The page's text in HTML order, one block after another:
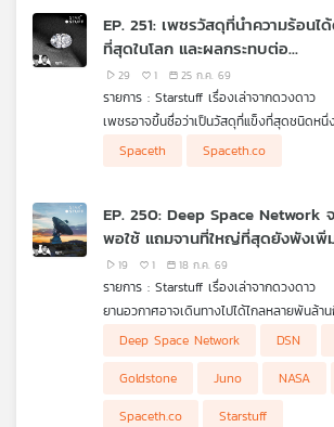
และ
กิจกรรม
เครือ
Intuitive Machines และ Blue Ghost
Aerospace โดยแต่ละภารกิจไม่ได้เพียงขน
จะเริ่มทดสอบระบบขนส่ง การสำรวจ และโคร
ต่อการกลับไปอาศัยบนดวงจันทร์ในระยะยาว
EP. 251: เพชรวัสดุที่นำความร้อนไ
ที่สุดในโลก และผลกระทบต่อ
อุตสาหกรรมจากสงครามสู่ยุคเอไอ
29 1 25 ก.ค. 69
รายการ : Starstuff เรื่องเล่าจากดวงดาว
เพชรอาจขึ้นชื่อว่าเป็นวัสดุที่แข็งที่สุดชนิดห
การพัฒนาเพชรสังเคราะห์ในช่วงสงครามเย็น
ครั้ง ทั้งในฐานะ Heat Spreader,
Semiconductor รุ่นใหม่
Starstuff ตอนนี้ พาไปดูว่าเหตุใดเพชรจึงระ
นั้น สงครามมีส่วนผลักดันอุตสาหกรรมเพชรสั
เพราะอะไรอนาคตของ AI อาจไม่ได้ขึ้นอยู่กับแ
แต่รวมถึงการหาวิธีพาความร้อนออกจากชิปใ
Spaceth Spaceth.co
EP. 250: Deep Space Network
พอใช้ แถมจานที่ใหญ่ที่สุดยังพังเพิ่
19 1 18 ก.ค. 69
รายการ : Starstuff เรื่องเล่าจากดวงดาว
ยานอวกาศอาจเดินทางไปได้ไกลหลายพันล้า
ภารกิจยังต้องกลับมาแย่งกัน “โทรศัพท์กลับบ้
Space Network หรือ DSN เครือข่ายจา
ของ NASA ที่กระจายอยู่ในสหรัฐฯ สเปน และ
ปัญหาคือทุกวันนี้จำนวนภารกิจและปริมาณข้อ
สามารถของเครือข่าย จนในบางช่วงความต้อ
จุที่มีอยู่ราว 40% การจัดตารางจึงคล้ายสนา
เต็มฟ้า แต่มีรันเวย์ให้ใช้เพียงไม่กี่เส้น
สถานการณ์ยิ่งหนักขึ้นเมื่อ DSS-14 จานขนา
Goldstone ซึ่งเป็นหนึ่งในจานที่ทรงพลังที่สุ
เกินขีดจำกัดระหว่างติดตามภารกิจ Juno เ
จนสายสัญญาณและระบบภายในเสียหาย รว
Deep Space Network จึงกำลังกลายเป็นค
การสำรวจระบบสุริยะ เพราะต่อให้เราสร้างย
บ่อยขึ้น และติดกล้องที่เก็บข้อมูลได้ละเอียดขึ้
Deep Space Network DSN
Goldstone
Juno NASA
Spaceth.co
Starstuff